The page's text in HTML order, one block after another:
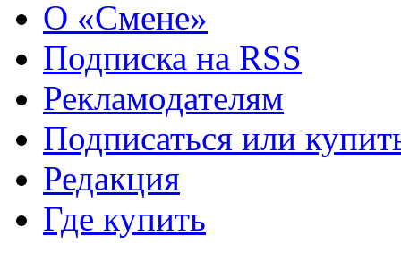
О «Смене»
Подписка на RSS
Рекламодателям
Подписаться или
Редакция
Где купить